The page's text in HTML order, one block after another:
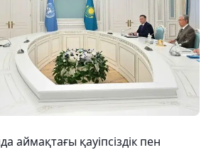
аймақтағы қауіпсіздік пен